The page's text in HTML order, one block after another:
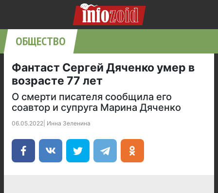
ОБЩЕСТВО
Фантаст Сергей Дяченко умер в
возрасте 77 лет
О смерти писателя сообщила его
соавтор и супруга Марина Дяченко
06.05.2022 Инна Зеленина